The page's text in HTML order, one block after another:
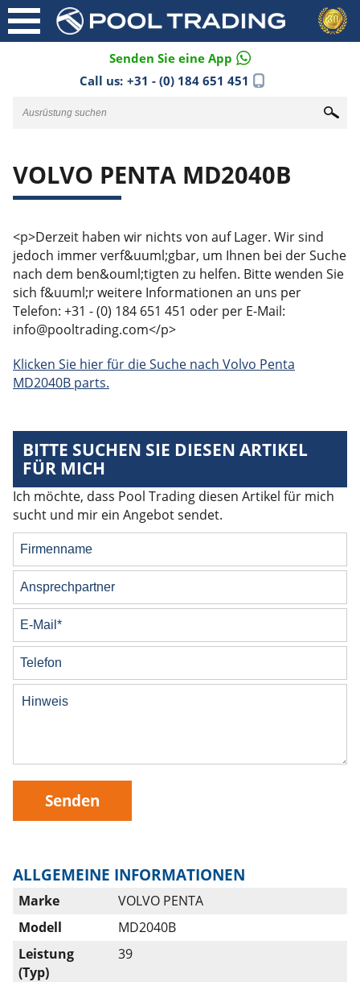
Senden Sie eine App
Call us: +31 - (0) 184 651 451
VOLVO PENTA MD2040B
<p>Derzeit haben wir nichts von auf Lager. Wir sind
jedoch immer verf&uuml;gbar, um Ihnen bei der Suche
nach dem ben&ouml;tigten zu helfen. Bitte wenden Sie
sich f&uuml;r weitere Informationen an uns per
Telefon: +31 - (0) 184 651 451 oder per E-Mail:
info@pooltrading.com</p>
Klicken Sie hier für die Suche nach Volvo Penta
MD2040B parts.
BITTE SUCHEN SIE DIESEN ARTIKEL
FÜR MICH
Ich möchte, dass Pool Trading diesen Artikel für mich
sucht und mir ein Angebot sendet.
Senden
ALLGEMEINE INFORMATIONEN
Marke
VOLVO PENTA
Modell
MD2040B
Leistung
(Typ)
39